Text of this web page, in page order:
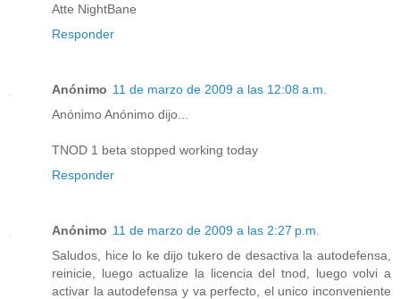
Atte NightBane
Responder
Anónimo 11 de marzo de 2009 a las 12:08 a.m.
Anónimo Anónimo dijo...
TNOD 1 beta stopped working today
Responder
Anónimo 11 de marzo de 2009 a las 2:27 p.m.
Saludos, hice lo ke dijo tukero de desactiva la autodefensa,
reinicie, luego actualize la licencia del tnod, luego volvi a
activar la autodefensa y va perfecto, el unico inconveniente